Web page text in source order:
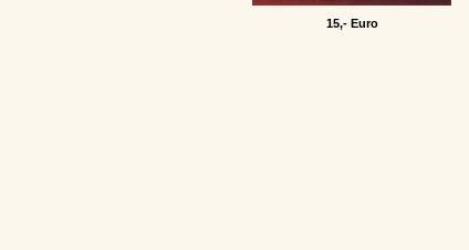
15,- Euro